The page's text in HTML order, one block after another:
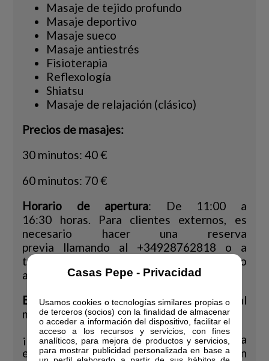
Casas Pepe - Privacidad
Usamos cookies o tecnologías similares propias o
de terceros (socios) con la finalidad de almacenar
o acceder a información del dispositivo, facilitar el
acceso a los recursos y servicios, con fines
analíticos, para mejora de productos y servicios,
para mostrar publicidad personalizada en base a
Masaje de tejido profundo
Masaje deportivo
Masaje sueco
Masaje antiestrés
Fisioterapia
Reflexología
Shiatsu
Masaje de relajación (clásico)
Precios de masajes:
30 minutos: 40 €
60 minutos: 70 €
Horario de apertura: De 11:00 a
16:30 horas. Para clientes externos, es
necesario hacer una reserva
previa llamando al +34928762818 o a
través de correo electrónico
a booking@casaspepe.com.
Edad mínima: Se requiere tener al
menos 16 años para acceder al Spa.
¡Esperamos que disfrutes de una
experiencia relajante y rejuvenecedora en